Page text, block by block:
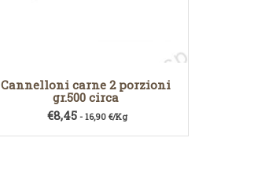
Cannelloni carne 2 porzioni
gr.500 circa
€8,45 - 16,90 €/Kg